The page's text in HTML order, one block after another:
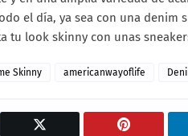
el día, ya sea con una denim
tu look skinny con unas
Skinny americanwayoflife